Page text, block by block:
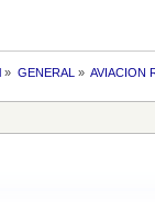
» GENERAL » AVIACION